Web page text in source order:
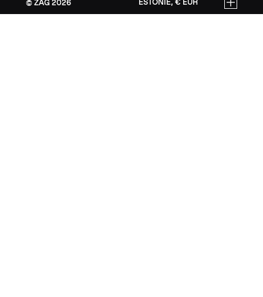
ZAG 2026 ESTONIE, € EUR